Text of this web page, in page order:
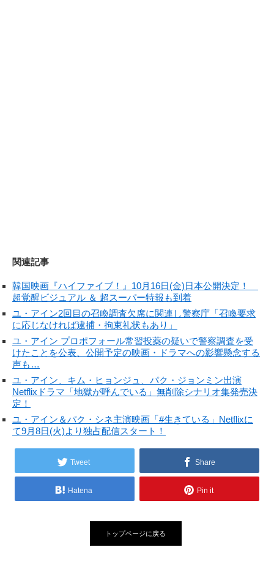
関連記事
韓国映画『ハイファイブ！』10月16日(金)日本公開決定！
超覚醒ビジュアル ＆ 超スーパー特報も到着
ユ・アイン2回目の召喚調査欠席に関連し警察庁「召喚要求
に応じなければ逮捕・拘束礼状もあり」
ユ・アイン プロポフォール常習投薬の疑いで警察調査を受
けたことを公表、公開予定の映画・ドラマへの影響懸念する
声も…
ユ・アイン、キム・ヒョンジュ、パク・ジョンミン出演
Netflixドラマ「地獄が呼んでいる」無削除シナリオ集発売決
定！
ユ・アイン＆パク・シネ主演映画「#生きている」Netflixに
て9月8日(火)より独占配信スタート！
Tweet Share
Hatena Pin it
トップページに戻る